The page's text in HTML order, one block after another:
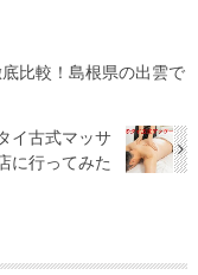
比較！島根県の出雲で
イ古式マッサ
に行ってみた